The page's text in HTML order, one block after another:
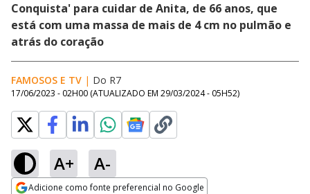
Conquista' para cuidar de Anita, de 66 anos, que
está com uma massa de mais de 4 cm no pulmão e
atrás do coração
FAMOSOS E TV | Do R7
17/06/2023 - 02H00 (ATUALIZADO EM 29/03/2024 - 05H52)
A+ A-
Adicione como fonte preferencial no Google